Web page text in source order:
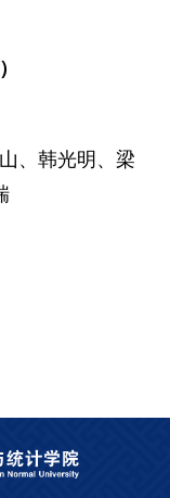
、 韩光明 、 梁